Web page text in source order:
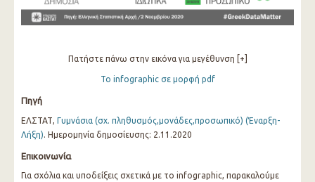
Πατήστε πάνω στην εικόνα για μεγέθυνση [+]
Το infographic σε μορφή pdf
Πηγή
ΕΛΣΤΑΤ, Γυμνάσια (σχ. πληθυσμός,μονάδες,προσωπικό) (Έναρξη-
Λήξη). Ημερομηνία δημοσίευσης: 2.11.2020
Επικοινωνία
Για σχόλια και υποδείξεις σχετικά με το infographic, παρακαλούμε